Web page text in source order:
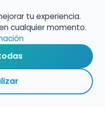
tu experiencia.
cualquier momento.